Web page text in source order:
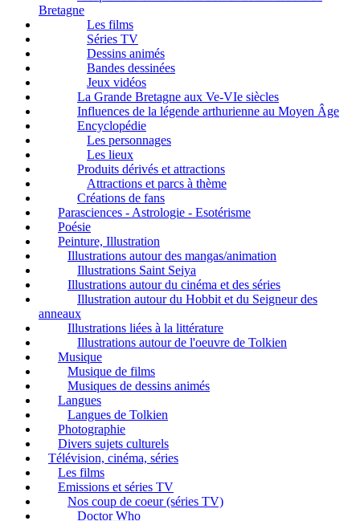
Bretagne
Les films
Séries TV
Dessins animés
Bandes dessinées
Jeux vidéos
La Grande Bretagne aux Ve-VIe siècles
Influences de la légende arthurienne au Moyen Âge
Encyclopédie
Les personnages
Les lieux
Produits dérivés et attractions
Attractions et parcs à thème
Créations de fans
Parasciences - Astrologie - Esotérisme
Poésie
Peinture, Illustration
Illustrations autour des mangas/animation
Illustrations Saint Seiya
Illustrations autour du cinéma et des séries
Illustration autour du Hobbit et du Seigneur des
anneaux
Illustrations liées à la littérature
Illustrations autour de l'oeuvre de Tolkien
Musique
Musique de films
Musiques de dessins animés
Langues
Langues de Tolkien
Photographie
Divers sujets culturels
Télévision, cinéma, séries
Les films
Emissions et séries TV
Nos coup de coeur (séries TV)
Doctor Who